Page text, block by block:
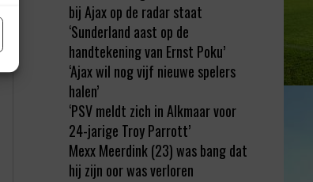
bij Ajax op de radar staat
‘Sunderland aast op de
handtekening van Ernst Poku’
‘Ajax wil nog vijf nieuwe spelers
halen’
‘PSV meldt zich in Alkmaar voor
24-jarige Troy Parrott’
Mexx Meerdink (23) was bang dat
hij zijn oor was verloren